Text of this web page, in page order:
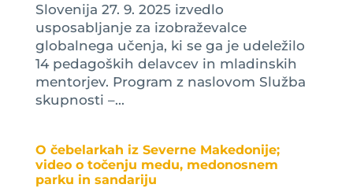
Slovenija 27. 9. 2025 izvedlo
usposabljanje za izobraževalce
globalnega učenja, ki se ga je udeležilo
14 pedagoških delavcev in mladinskih
mentorjev. Program z naslovom Služba
skupnosti –...
O čebelarkah iz Severne Makedonije;
video o točenju medu, medonosnem
parku in sandariju